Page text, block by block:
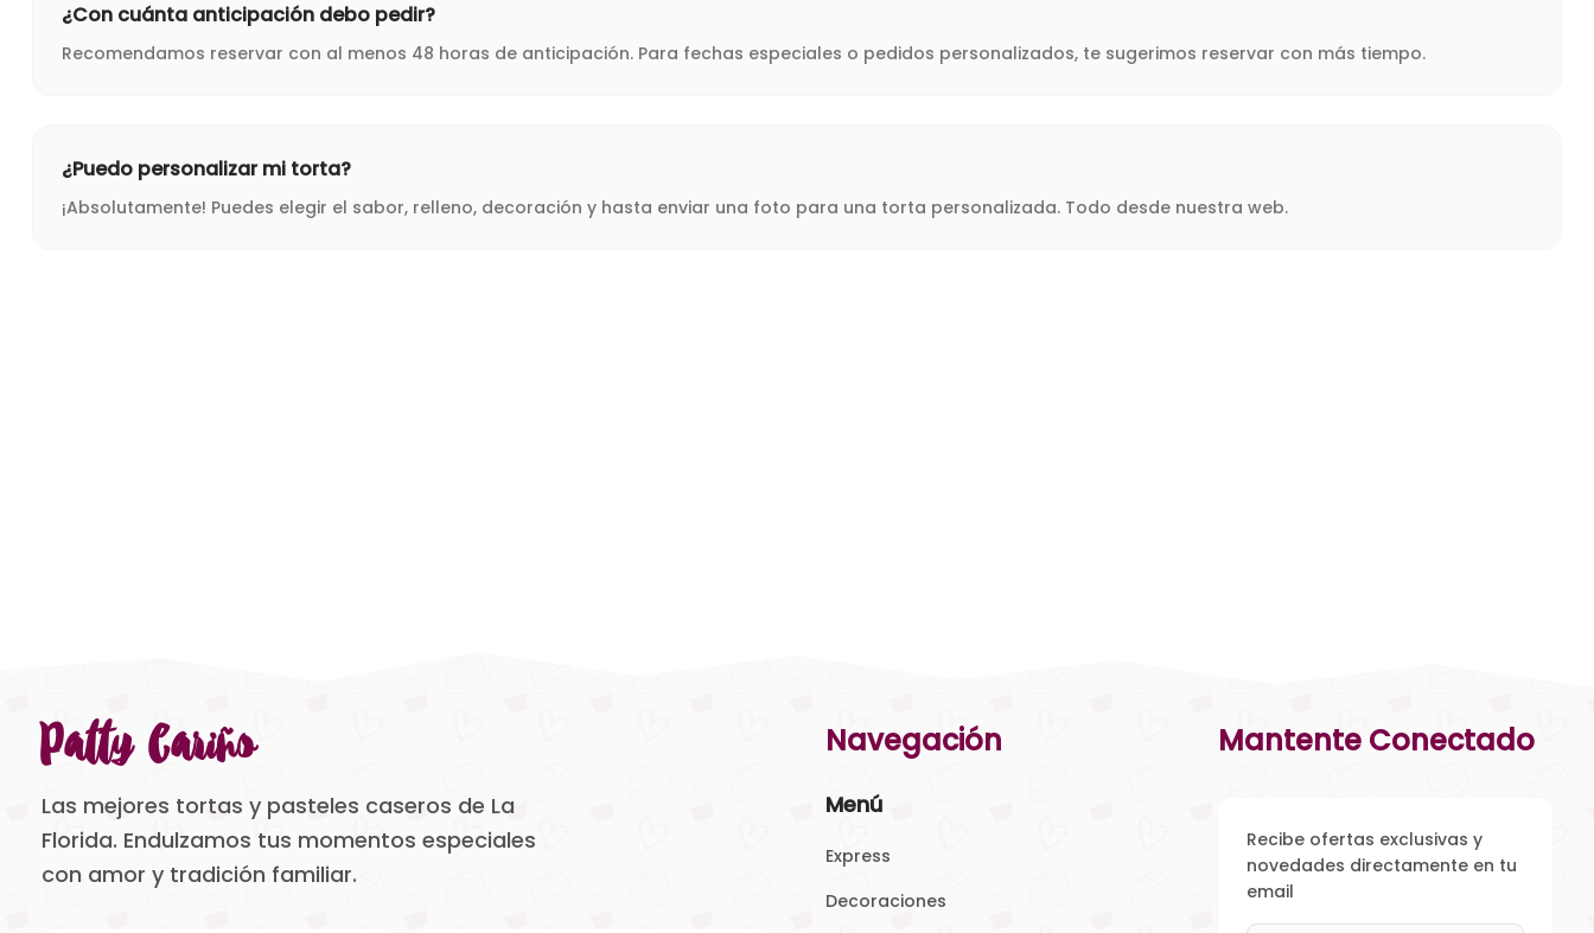
¿Con cuánta anticipación debo pedir?
Recomendamos reservar con al menos 48 horas de anticipación. Para fechas especiales o pedidos personalizados, te sugerimos reservar con más tiempo.
¿Puedo personalizar mi torta?
¡Absolutamente! Puedes elegir el sabor, relleno, decoración y hasta enviar una foto para una torta personalizada. Todo desde nuestra web.
Patty Cariño
Las mejores tortas y pasteles caseros de La
Florida. Endulzamos tus momentos especiales
con amor y tradición familiar.
Navegación
Menú
Express
Decoraciones
Mantente Conectado
Recibe ofertas exclusivas y
novedades directamente en tu
email